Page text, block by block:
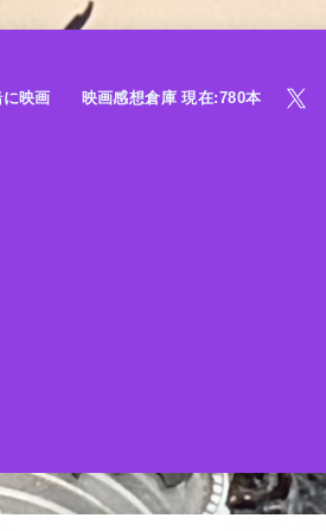
映画 映画感想倉庫 現在:780本